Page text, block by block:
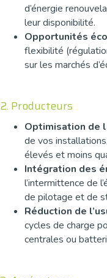
d’énergie
leur disponibilité.
Opportunités
flexibilité
sur les marchés
2. Producteurs
Optimisation de
de vos
élevés et moins
Intégration des
l’intermittence de
de pilotage et de
Réduction de
cycles de charge
centrales ou